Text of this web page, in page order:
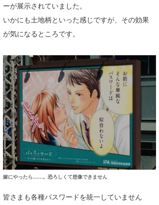
ーが展示されていました。
いかにも土地柄といった感じですが、その効果
が気になるところです。
嫁にやったら……。恐ろしくて想像できません
皆さまも各種パスワードを統一していません
arukasvision
熊谷素子
嵯峨明日香
植村未来
NOBUFUKU
大野”MAR”修聖
喜納海人
+☆maki☆+
ECE
G◎Da
H
KID
KOBU
KY